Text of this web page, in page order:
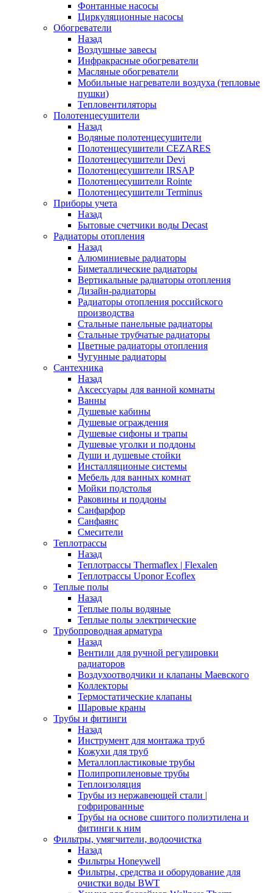
Фонтанные насосы
Циркуляционные насосы
Обогреватели
Назад
Воздушные завесы
Инфракрасные обогреватели
Масляные обогреватели
Мобильные нагреватели воздуха (тепловые
пушки)
Тепловентиляторы
Полотенцесушители
Назад
Водяные полотенцесушители
Полотенцесушители CEZARES
Полотенцесушители Devi
Полотенцесушители IRSAP
Полотенцесушители Rointe
Полотенцесушители Terminus
Приборы учета
Назад
Бытовые счетчики воды Decast
Радиаторы отопления
Назад
Алюминиевые радиаторы
Биметаллические радиаторы
Вертикальные радиаторы отопления
Дизайн-радиаторы
Радиаторы отопления российского
производства
Стальные панельные радиаторы
Стальные трубчатые радиаторы
Цветные радиаторы отопления
Чугунные радиаторы
Сантехника
Назад
Аксессуары для ванной комнаты
Ванны
Душевые кабины
Душевые ограждения
Душевые сифоны и трапы
Душевые уголки и поддоны
Души и душевые стойки
Инсталляционые системы
Мебель для ванных комнат
Мойки подстолья
Раковины и поддоны
Санфарфор
Санфаянс
Смесители
Теплотрассы
Назад
Теплотрассы Thermaflex | Flexalen
Теплотрассы Uponor Ecoflex
Теплые полы
Назад
Теплые полы водяные
Теплые полы электрические
Трубопроводная арматура
Назад
Вентили для ручной регулировки
радиаторов
Воздухоотводчики и клапаны Маевского
Коллекторы
Термостатические клапаны
Шаровые краны
Трубы и фитинги
Назад
Инструмент для монтажа труб
Кожухи для труб
Металлопластиковые трубы
Полипропиленовые трубы
Теплоизоляция
Трубы из нержавеющей стали |
гофрированные
Трубы на основе сшитого полиэтилена и
фитинги к ним
Фильтры, умягчители, водоочистка
Назад
Фильтры Honeywell
Фильтры, средства и оборудование для
очистки воды BWT